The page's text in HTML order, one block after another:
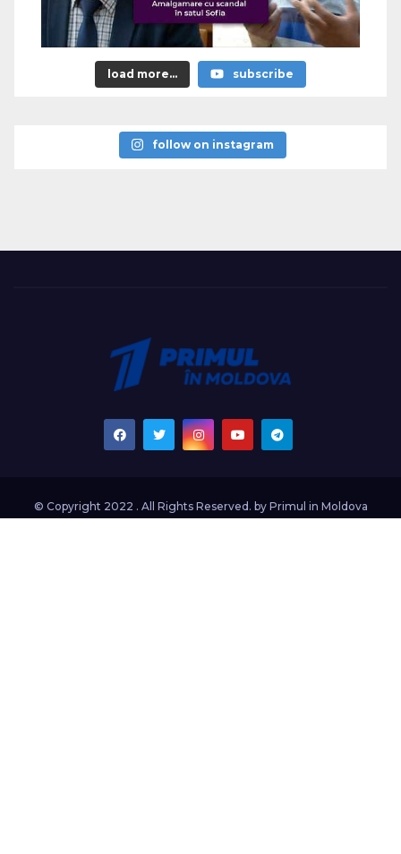
load more... subscribe
follow on instagram
© Copyright 2022 . All Rights Reserved. by Primul in Moldova